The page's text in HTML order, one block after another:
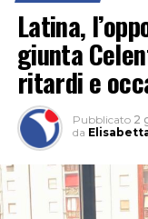
Latina,
giunta
ritardi e
Pubblicato 2
da